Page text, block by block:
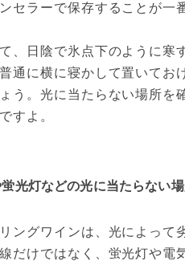
セラーで保存することが一
、日陰で氷点下のように寒
通に横に寝かして置いてお
う。光に当たらない場所を
すよ。
光灯などの光に当たらない
ングワインは、光によって
だけではなく、蛍光灯や電